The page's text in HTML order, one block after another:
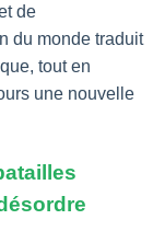
de
du monde traduit
tout en
une nouvelle